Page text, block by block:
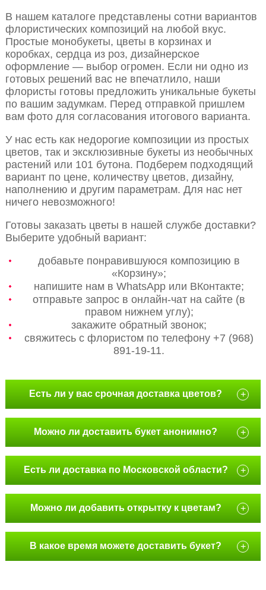
В нашем каталоге представлены сотни вариантов
флористических композиций на любой вкус.
Простые монобукеты, цветы в корзинах и
коробках, сердца из роз, дизайнерское
оформление — выбор огромен. Если ни одно из
готовых решений вас не впечатлило, наши
флористы готовы предложить уникальные букеты
по вашим задумкам. Перед отправкой пришлем
вам фото для согласования итогового варианта.
У нас есть как недорогие композиции из простых
цветов, так и эксклюзивные букеты из необычных
растений или 101 бутона. Подберем подходящий
вариант по цене, количеству цветов, дизайну,
наполнению и другим параметрам. Для нас нет
ничего невозможного!
Готовы заказать цветы в нашей службе доставки?
Выберите удобный вариант:
добавьте понравившуюся композицию в
«Корзину»;
напишите нам в WhatsApp или ВКонтакте;
отправьте запрос в онлайн-чат на сайте (в
правом нижнем углу);
закажите обратный звонок;
свяжитесь с флористом по телефону +7 (968)
891-19-11.
Есть ли у вас срочная доставка цветов? +
Можно ли доставить букет анонимно? +
Есть ли доставка по Московской области? +
Можно ли добавить открытку к цветам? +
В какое время можете доставить букет? +